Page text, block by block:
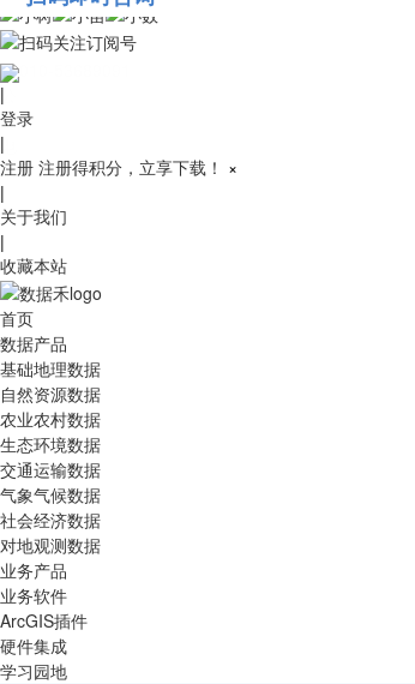
010-53689091
|
登录
|
注册 注册得积分，立享下载！ ×
|
关于我们
|
收藏本站
首页
数据产品
基础地理数据
自然资源数据
农业农村数据
生态环境数据
交通运输数据
气象气候数据
社会经济数据
对地观测数据
业务产品
业务软件
ArcGIS插件
硬件集成
学习园地